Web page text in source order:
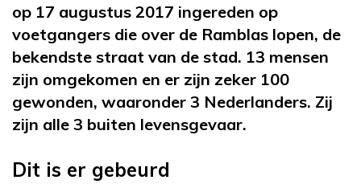
op 17 augustus 2017 ingereden op
voetgangers die over de Ramblas lopen, de
bekendste straat van de stad. 13 mensen
zijn omgekomen en er zijn zeker 100
gewonden, waaronder 3 Nederlanders. Zij
zijn alle 3 buiten levensgevaar.
Dit is er gebeurd